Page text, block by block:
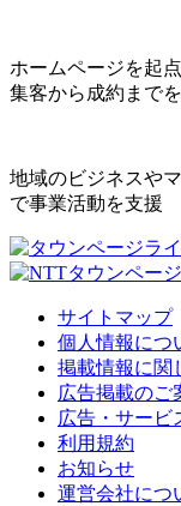
ホームページを起
集客から成約まで
地域のビジネスや
で事業活動を支援
サイトマップ
個人情報につ
掲載情報に関
広告掲載のご
広告・サービ
利用規約
お知らせ
運営会社につ